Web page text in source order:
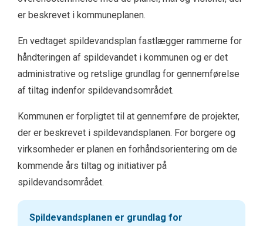
er beskrevet i kommuneplanen.
En vedtaget spildevandsplan fastlægger rammerne for
håndteringen af spildevandet i kommunen og er det
administrative og retslige grundlag for gennemførelse
af tiltag indenfor spildevandsområdet.
Kommunen er forpligtet til at gennemføre de projekter,
der er beskrevet i spildevandsplanen. For borgere og
virksomheder er planen en forhåndsorientering om de
kommende års tiltag og initiativer på
spildevandsområdet.
Spildevandsplanen er grundlag for